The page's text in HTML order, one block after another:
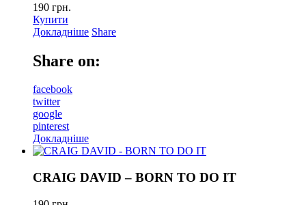
190 грн.
Купити
Докладніше Share
Share on:
facebook
twitter
google
pinterest
Докладніше
CRAIG DAVID – BORN TO DO IT